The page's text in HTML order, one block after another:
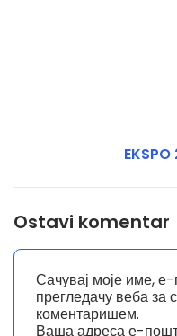
Ostavi komentar
Ваша адреса е-
Сачувај моје име,
прегледачу веба за
коментаришем.